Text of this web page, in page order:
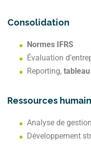
Consolidation
Normes IFRS
Évaluation
Reporting,
Ressources
Analyse de gestion
Développement